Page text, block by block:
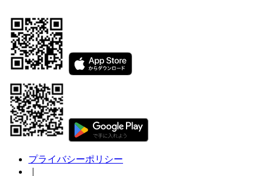
プライバシーポリシー